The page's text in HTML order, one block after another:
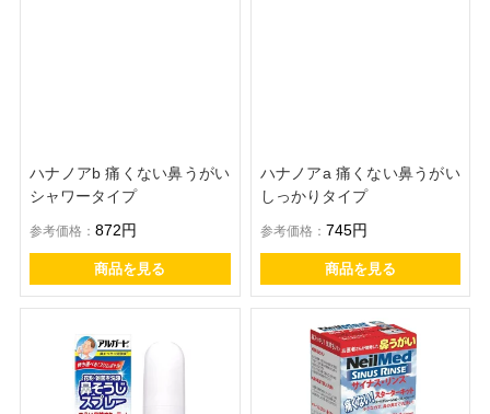
ハナノアb 痛くない鼻うがい
シャワータイプ
参考価格：872円
商品を見る
ハナノアa 痛くない鼻うがい
しっかりタイプ
参考価格： 745円
商品を見る